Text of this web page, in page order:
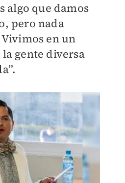
algo que damos
pero nada
en un
gente diversa